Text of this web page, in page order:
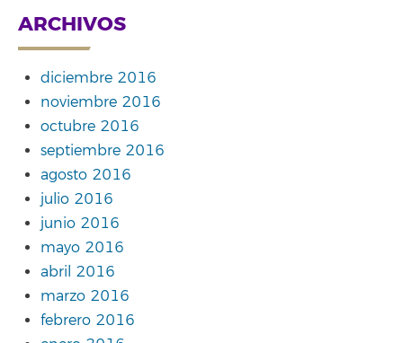
ARCHIVOS
diciembre 2016
noviembre 2016
octubre 2016
septiembre 2016
agosto 2016
julio 2016
junio 2016
mayo 2016
abril 2016
marzo 2016
febrero 2016